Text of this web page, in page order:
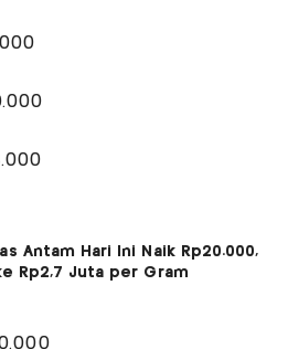
Antam Hari Ini Naik Rp20.000,
Rp2,7 Juta per Gram